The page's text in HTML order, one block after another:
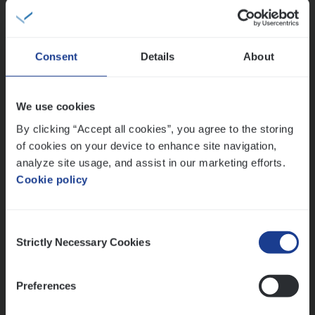
Consent Details About
We use cookies
By clicking “Accept all cookies”, you agree to the storing
of cookies on your device to enhance site navigation,
analyze site usage, and assist in our marketing efforts.
Cookie policy
Selection
Strictly Necessary Cookies
Preferences
Dos­sier­be­heer­der ver­ze­ke­rin­gen — Soci­al
Pro­fit en Public
Vorige Volgende
Meer dan collega’s: hoe Julie en Aurélie elkaar
Mathias houdt van diepgaande dossiers én droge